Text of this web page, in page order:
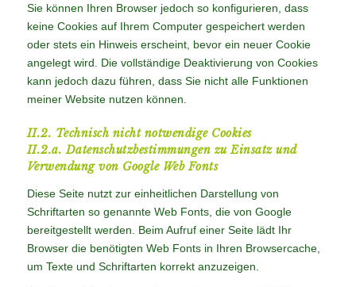
Sie können Ihren Browser jedoch so konfigurieren, dass
keine Cookies auf Ihrem Computer gespeichert werden
oder stets ein Hinweis erscheint, bevor ein neuer Cookie
angelegt wird. Die vollständige Deaktivierung von Cookies
kann jedoch dazu führen, dass Sie nicht alle Funktionen
meiner Website nutzen können.
II.2. Technisch nicht notwendige Cookies
II.2.a. Datenschutzbestimmungen zu Einsatz und
Verwendung von Google Web Fonts
Diese Seite nutzt zur einheitlichen Darstellung von
Schriftarten so genannte Web Fonts, die von Google
bereitgestellt werden. Beim Aufruf einer Seite lädt Ihr
Browser die benötigten Web Fonts in Ihren Browsercache,
um Texte und Schriftarten korrekt anzuzeigen.